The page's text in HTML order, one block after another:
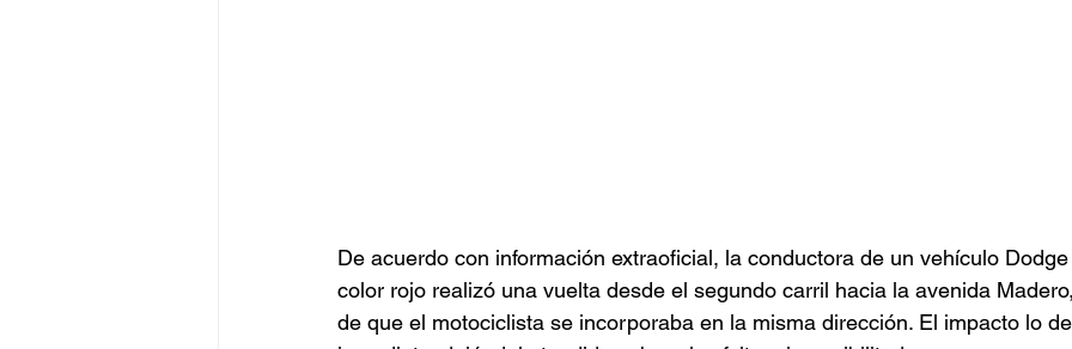
De acuerdo con información extraoficial, la conductora de un vehículo
color rojo realizó una vuelta desde el segundo carril hacia la avenida
de que el motociclista se incorporaba en la misma dirección. El impacto lo